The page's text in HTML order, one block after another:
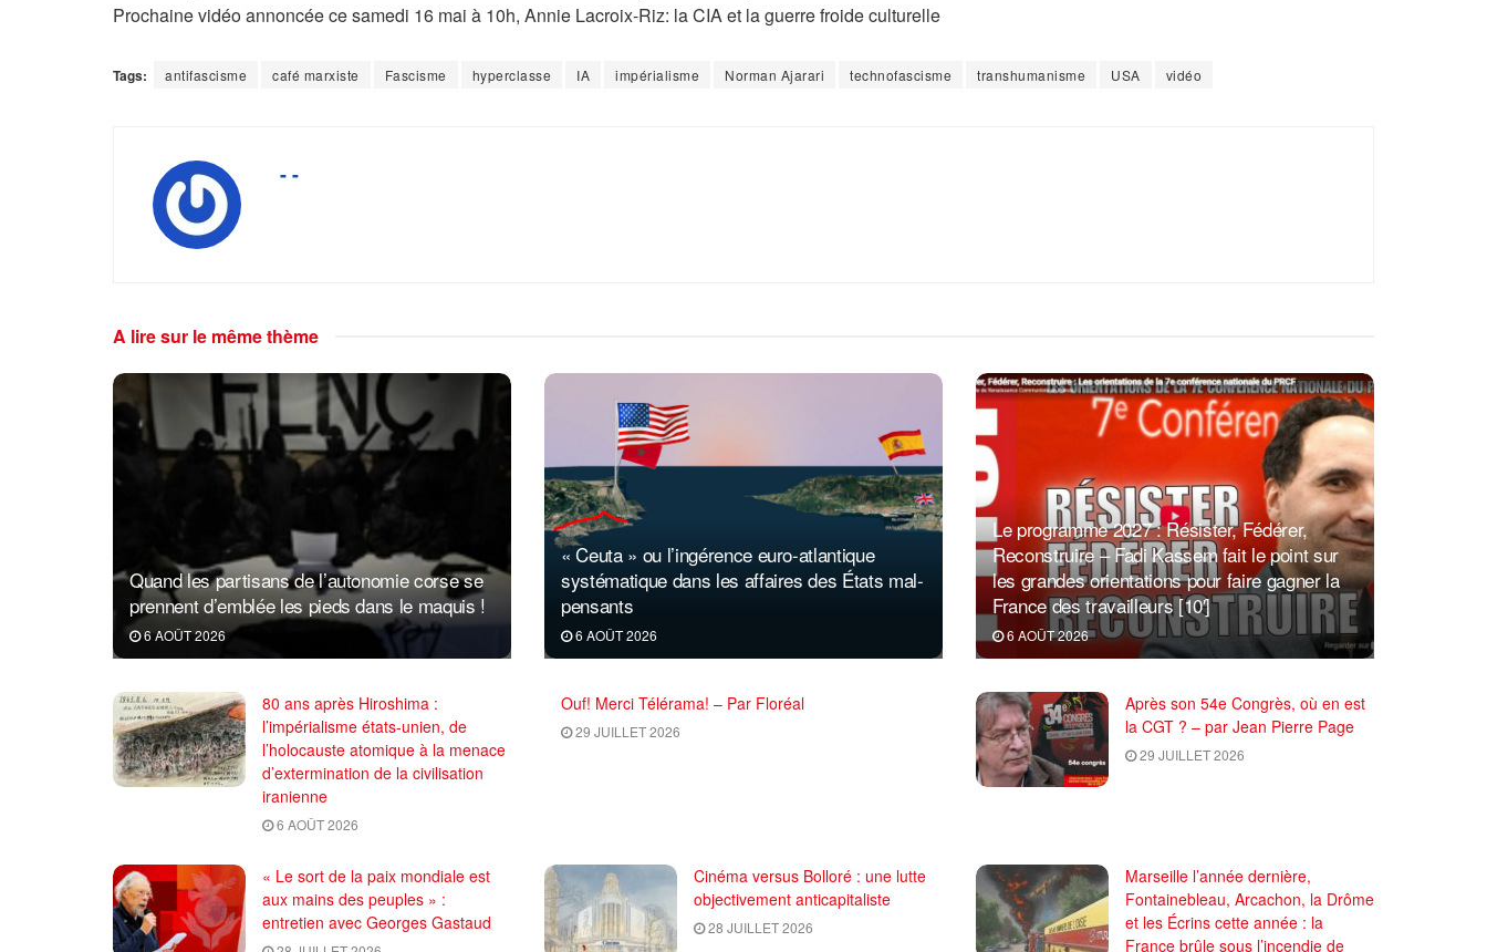
Prochaine vidéo annoncée ce samedi 16 mai à 10h, Annie Lacroix-Riz: la CIA et la guerre froide culturelle
Tags: antifascisme café marxiste Fascisme hyperclasse IA impérialisme Norman Ajarari technofascisme transhumanisme USA vidéo
- -
A lire sur le même thème
Quand les partisans de l’autonomie corse se
prennent d’emblée les pieds dans le maquis !
6 AOÛT 2026
« Ceuta » ou l’ingérence euro-atlantique
systématique dans les affaires des États mal-
pensants
6 AOÛT 2026
Le programme 2027 : Résister, Fédérer,
Reconstruire – Fadi Kassem fait le point sur
les grandes orientations pour faire gagner la
France des travailleurs [10′]
6 AOÛT 2026
80 ans après Hiroshima :
l’impérialisme états-unien, de
l’holocauste atomique à la menace
d’extermination de la civilisation
iranienne
6 AOÛT 2026
Ouf! Merci Télérama! – Par Floréal
29 JUILLET 2026
Après son 54e Congrès, où en est
la CGT ? – par Jean Pierre Page
29 JUILLET 2026
« Le sort de la paix mondiale est
aux mains des peuples » :
entretien avec Georges Gastaud
Cinéma versus Bolloré : une lutte
objectivement anticapitaliste
28 JUILLET 2026
Marseille l’année dernière,
Fontainebleau, Arcachon, la Drôme
et les Écrins cette année : la
France brûle sous l’incendie de